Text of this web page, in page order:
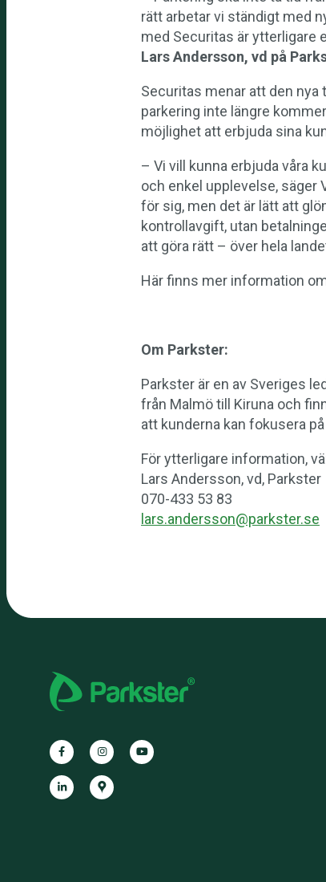
rätt arbetar vi ständigt med
med Securitas är ytterligare
Lars Andersson, vd på
Securitas menar att den
parkering inte längre
möjlighet att erbjuda sina
– Vi vill kunna erbjuda våra
och enkel upplevelse, säger
för sig, men det är lätt att
kontrollavgift, utan
att göra rätt – över hela
Här finns mer information
Om Parkster:
Parkster är en av Sveriges
från Malmö till Kiruna och
att kunderna kan fokusera
För ytterligare information,
Lars Andersson, vd, Parkster
070-433 53 83
lars.andersson@parkster.se
FacebookInstagramYouTube
LinkedInGoogle